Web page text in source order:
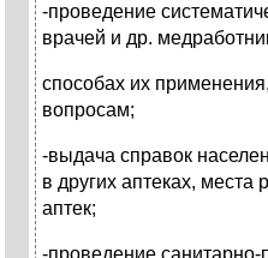
-проведение
врачей и др.
способах их
вопросам;
-выдача справок
в других аптеках,
аптек;